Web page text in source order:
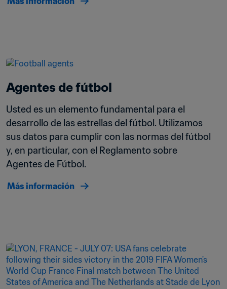
Agentes de fútbol
Usted es un elemento fundamental para el
desarrollo de las estrellas del fútbol. Utilizamos
sus datos para cumplir con las normas del fútbol
y, en particular, con el Reglamento sobre
Agentes de Fútbol.
Más información